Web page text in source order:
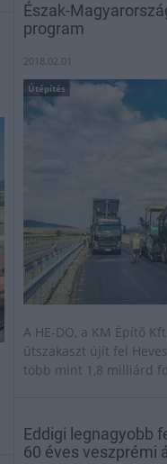
Észak-
program
2018.02.01
Útépítés
A HE-DO, a KM Építő
útszakaszt újít fel
több mint 1,8 milliárd
Eddigi legnagyobb
60 éves veszprémi